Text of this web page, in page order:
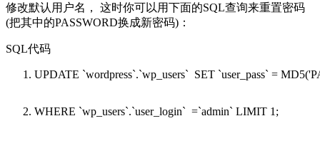
修改默认用户名， 这时你可以用下面的SQL查询来重置密码
(把其中的PASSWORD换成新密码)：
SQL代码
UPDATE `wordpress`.`wp_users` SET `user_pass` = MD5(
WHERE `wp_users`.`user_login` =`admin` LIMIT 1;